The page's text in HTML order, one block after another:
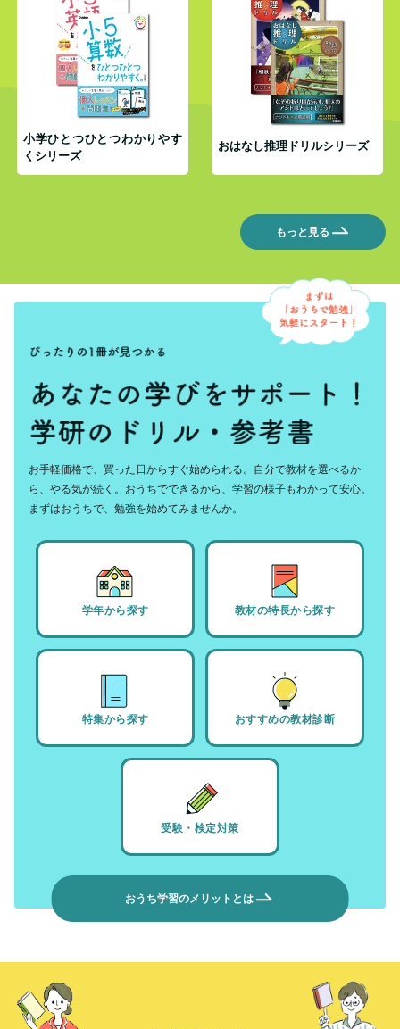
小学ひとつひとつわかりやす
くシリーズ
おはなし推理ドリルシリーズ
もっと見る
お手軽価格で、買った日からすぐ始められる。自分で教材を選べるか
ら、やる気が続く。おうちでできるから、学習の様子もわかって安心。
まずはおうちで、勉強を始めてみませんか。
学年から探す 教材の特長から探す
特集から探す おすすめの教材診断
受験・検定対策
おうち学習のメリットとは